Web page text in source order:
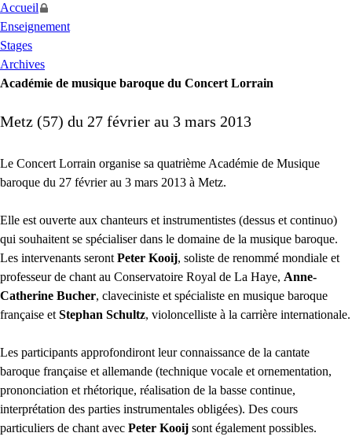
Accueil
Enseignement
Stages
Archives
Académie de musique baroque du Concert Lorrain
Metz (57) du 27 février au 3 mars 2013
Le Concert Lorrain organise sa quatrième Académie de Musique
baroque du 27 février au 3 mars 2013 à Metz.
Elle est ouverte aux chanteurs et instrumentistes (dessus et continuo)
qui souhaitent se spécialiser dans le domaine de la musique baroque.
Les intervenants seront Peter Kooij, soliste de renommé mondiale et
professeur de chant au Conservatoire Royal de La Haye, Anne-
Catherine Bucher, claveciniste et spécialiste en musique baroque
française et Stephan Schultz, violoncelliste à la carrière internationale.
Les participants approfondiront leur connaissance de la cantate
baroque française et allemande (technique vocale et ornementation,
prononciation et rhétorique, réalisation de la basse continue,
interprétation des parties instrumentales obligées). Des cours
particuliers de chant avec Peter Kooij sont également possibles.